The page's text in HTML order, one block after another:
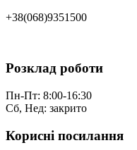
+38(068)9351500
Розклад роботи
Пн-Пт: 8:00-16:30
Сб, Нед: закрито
Корисні посилання